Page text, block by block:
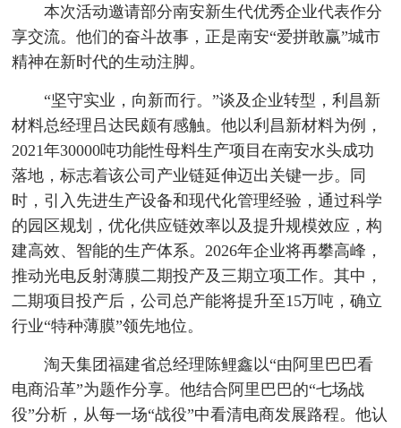
本次活动邀请部分南安新生代优秀企业代表作分
享交流。他们的奋斗故事，正是南安“爱拼敢赢”城市
精神在新时代的生动注脚。
“坚守实业，向新而行。”谈及企业转型，利昌新
材料总经理吕达民颇有感触。他以利昌新材料为例，
2021年30000吨功能性母料生产项目在南安水头成功
落地，标志着该公司产业链延伸迈出关键一步。同
时，引入先进生产设备和现代化管理经验，通过科学
的园区规划，优化供应链效率以及提升规模效应，构
建高效、智能的生产体系。2026年企业将再攀高峰，
推动光电反射薄膜二期投产及三期立项工作。其中，
二期项目投产后，公司总产能将提升至15万吨，确立
行业“特种薄膜”领先地位。
淘天集团福建省总经理陈鲤鑫以“由阿里巴巴看
电商沿革”为题作分享。他结合阿里巴巴的“七场战
役”分析，从每一场“战役”中看清电商发展路程。他认